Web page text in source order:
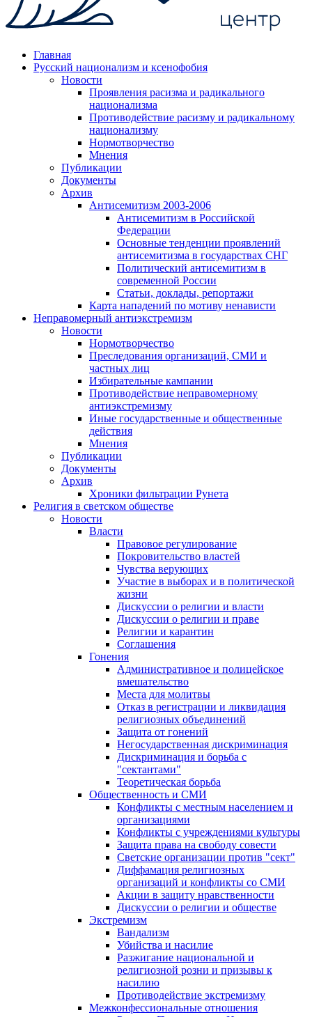
Главная
Русский национализм и ксенофобия
Новости
Проявления расизма и радикального
национализма
Противодействие расизму и радикальному
национализму
Нормотворчество
Мнения
Публикации
Документы
Архив
Антисемитизм 2003-2006
Антисемитизм в Российской
Федерации
Основные тенденции проявлений
антисемитизма в государствах СНГ
Политический антисемитизм в
современной России
Статьи, доклады, репортажи
Карта нападений по мотиву ненависти
Неправомерный антиэкстремизм
Новости
Нормотворчество
Преследования организаций, СМИ и
частных лиц
Избирательные кампании
Противодействие неправомерному
антиэкстремизму
Иные государственные и общественные
действия
Мнения
Публикации
Документы
Архив
Хроники фильтрации Рунета
Религия в светском обществе
Новости
Власти
Правовое регулирование
Покровительство властей
Чувства верующих
Участие в выборах и в политической
жизни
Дискуссии о религии и власти
Дискуссии о религии и праве
Религии и карантин
Соглашения
Гонения
Административное и полицейское
вмешательство
Места для молитвы
Отказ в регистрации и ликвидация
религиозных объединений
Защита от гонений
Негосударственная дискриминация
Дискриминация и борьба с
"сектантами"
Теоретическая борьба
Общественность и СМИ
Конфликты с местным населением и
организациями
Конфликты с учреждениями культуры
Защита права на свободу совести
Светские организации против "сект"
Диффамация религиозных
организаций и конфликты со СМИ
Акции в защиту нравственности
Дискуссии о религии и обществе
Экстремизм
Вандализм
Убийства и насилие
Разжигание национальной и
религиозной розни и призывы к
насилию
Противодействие экстремизму
Межконфессиональные отношения